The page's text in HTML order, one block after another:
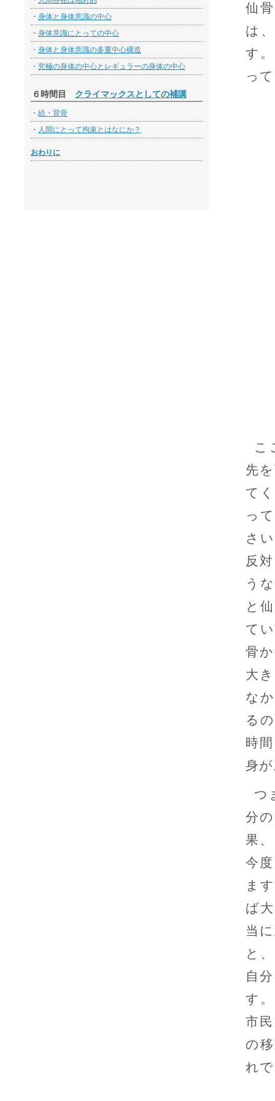
・ 身体と身体意識の中心
・ 身体意識にとっての中心
・ 身体と身体意識の多重中心構造
・ 究極の身体の中心とレギュラーの身体の中心
６時間目 クライマックスとしての補講
・ 続・背骨
・ 人間にとって拘束とはなにか？
おわりに
仙
は
す
っ
こ
先
て
っ
さ
反
う
と
て
骨
大
な
る
時
身
つ
分
果
今
ま
ば
当
と
自
す
市
の
れ